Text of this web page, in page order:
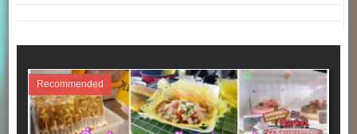
Recommended